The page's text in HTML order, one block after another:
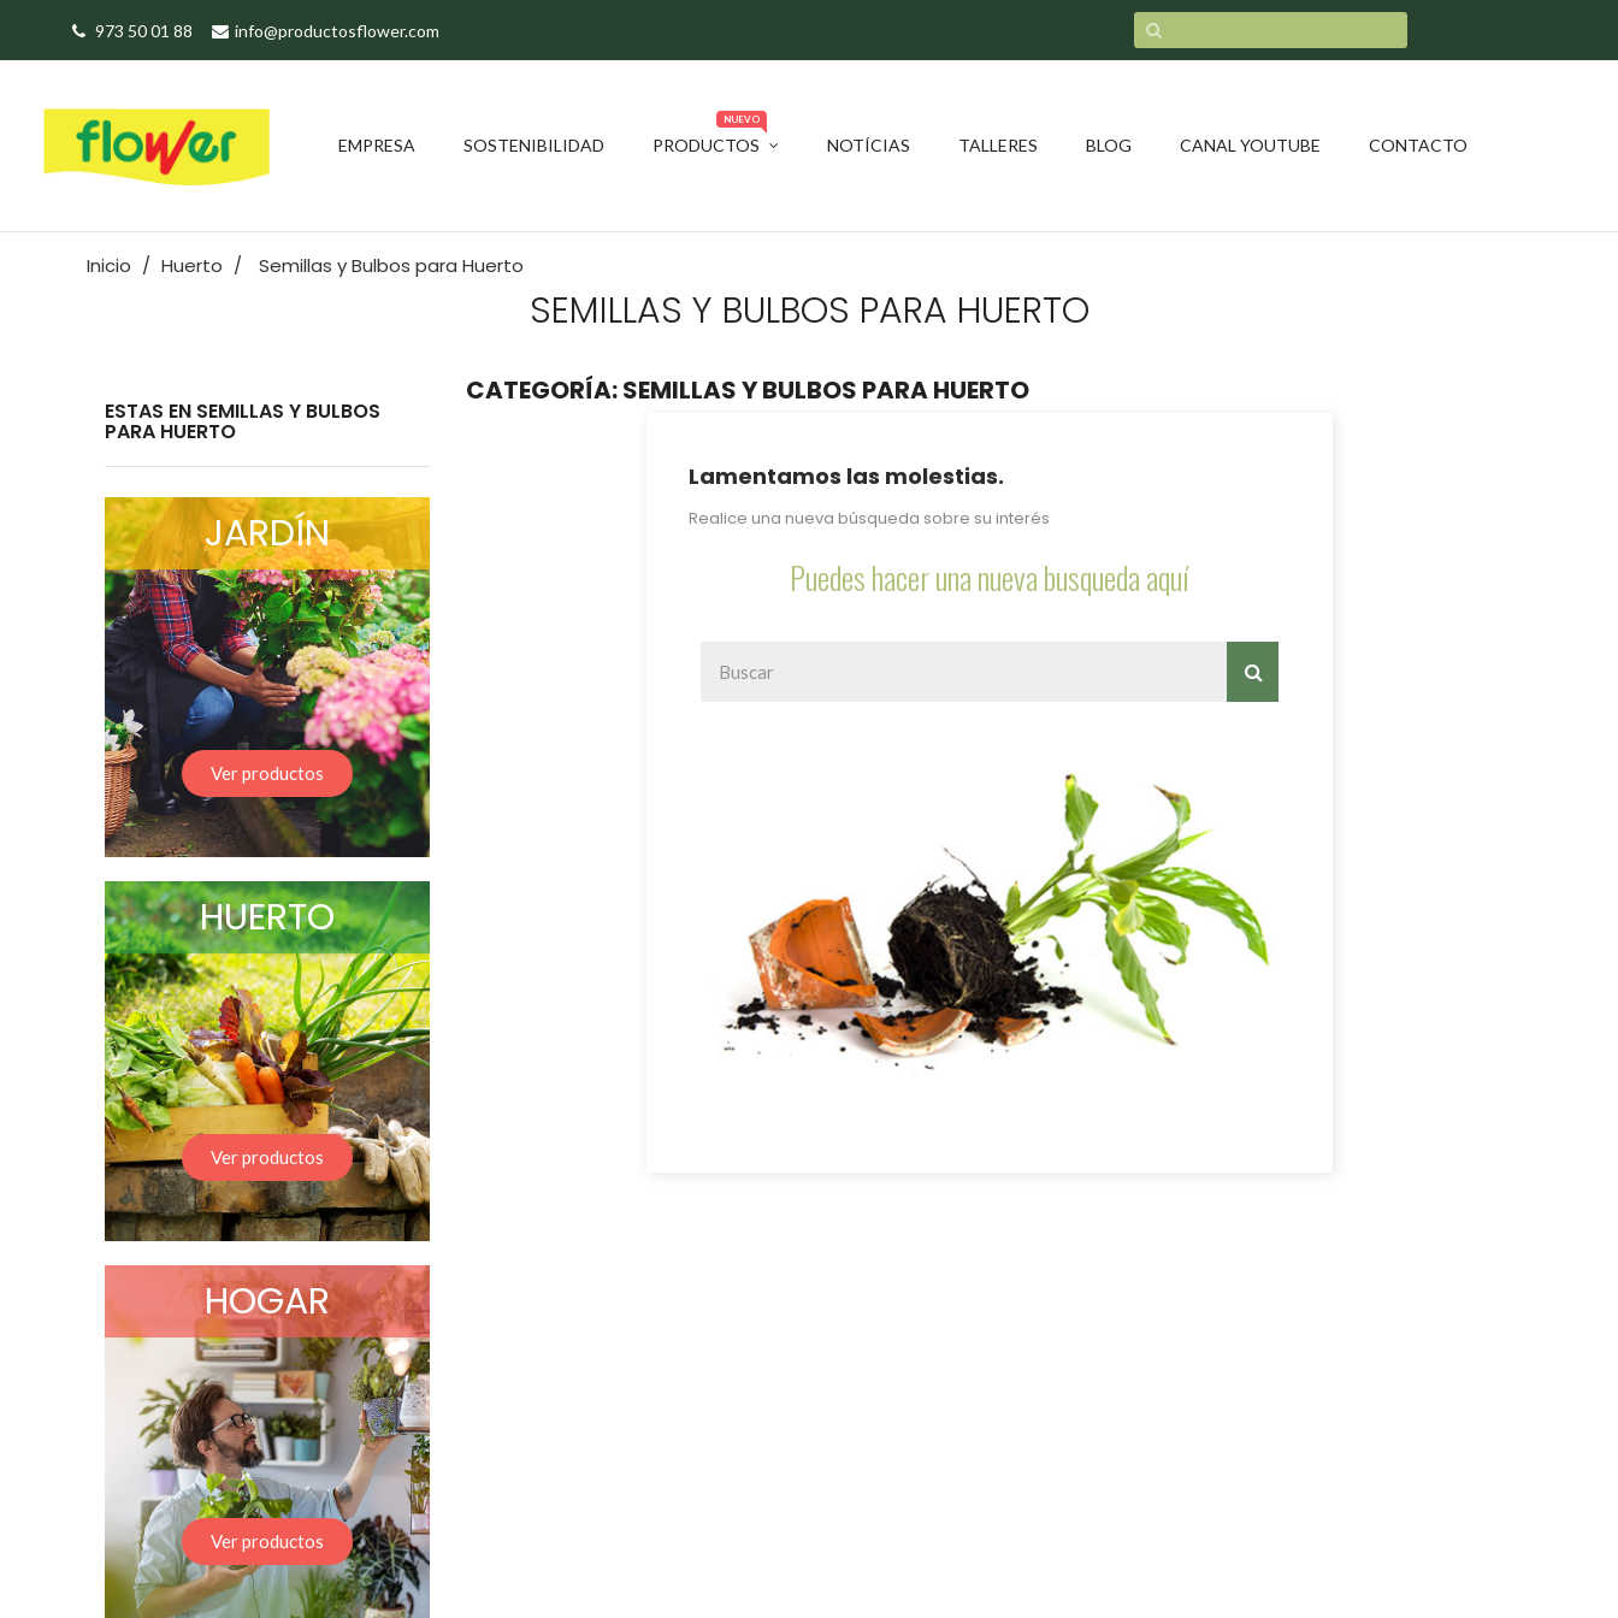
973 50 01 88 info@productosflower.com
EMPRESA SOSTENIBILIDAD PRODUCTOS
NUEVO
NOTÍCIAS TALLERES BLOG CANAL YOUTUBE CONTACTO
Inicio Huerto Semillas y Bulbos para Huerto
SEMILLAS Y BULBOS PARA HUERTO
ESTAS EN SEMILLAS Y BULBOS
PARA HUERTO
JARDÍN
Ver productos
HUERTO
Ver productos
HOGAR
Ver productos
CATEGORÍA: SEMILLAS Y BULBOS PARA HUERTO
Lamentamos las molestias.
Realice una nueva búsqueda sobre su interés
Puedes hacer una nueva busqueda aquí